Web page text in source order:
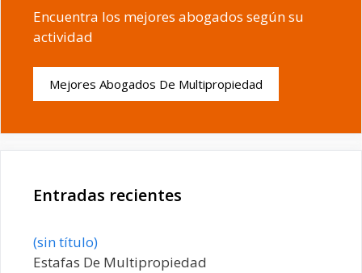
Encuentra los mejores abogados según su
actividad
Mejores Abogados De Multipropiedad
Entradas recientes
(sin título)Entrada
20198
Estafas De Multipropiedad